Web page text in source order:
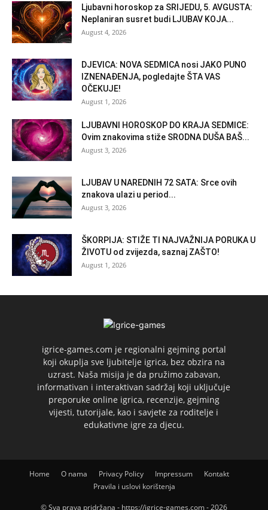
Ljubavni horoskop za SRIJEDU, 5. AVGUSTA:
Neplaniran susret budi LJUBAV KOJA...
August 4, 2026
DJEVICA: NOVA SEDMICA nosi JAKO PUNO
IZNENAĐENJA, pogledajte ŠTA VAS
OČEKUJE!
August 1, 2026
LJUBAVNI HOROSKOP DO KRAJA SEDMICE:
Ovim znakovima stiže SRODNA DUŠA BAŠ...
August 3, 2026
LJUBAV U NAREDNIH 72 SATA: Srce ovih
znakova ulazi u period...
August 3, 2026
ŠKORPIJA: STIŽE TI NAJVAŽNIJA PORUKA U
ŽIVOTU od zvijezda, saznaj ZAŠTO!
August 1, 2026
igrice-games.com je regionalni gejming portal
koji okuplja sve ljubitelje igrica, bez obzira na
uzrast. Naša misija je da pružimo zabavan,
informativan i interaktivan sadržaj koji uključuje
preporuke online igrica, recenzije, gejming
vijesti, tutorijale, kao i savjete za roditelje i
edukativne igre za djecu.
Home O nama Privacy Policy Impressum
Kontakt
Pravila i uslovi korištenja
© Sva prava pridržana - https://igrice-games.com - 2026